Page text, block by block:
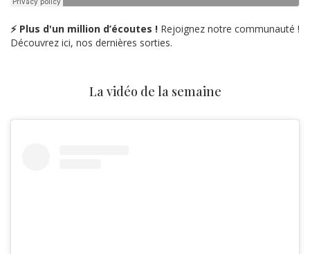
⚡ Plus d'un million d’écoutes ! Rejoignez notre communauté !
Découvrez ici, nos dernières sorties.
La vidéo de la semaine